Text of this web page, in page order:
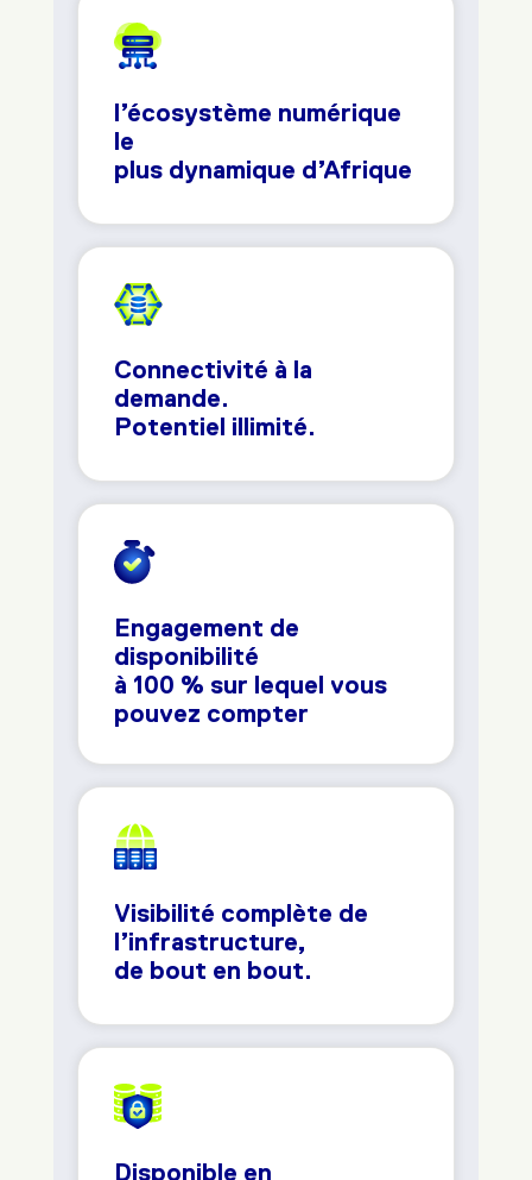
l’écosystème numérique
le
plus dynamique d’Afrique
Connectivité à la
demande.
Potentiel illimité.
Engagement de
disponibilité
à 100 % sur lequel vous
pouvez compter
Visibilité complète de
l’infrastructure,
de bout en bout.
Disponible en